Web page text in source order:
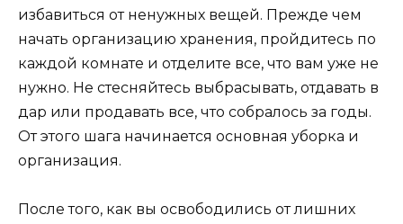
избавиться от ненужных вещей. Прежде чем
начать организацию хранения, пройдитесь по
каждой комнате и отделите все, что вам уже не
нужно. Не стесняйтесь выбрасывать, отдавать в
дар или продавать все, что собралось за годы.
От этого шага начинается основная уборка и
организация.
После того, как вы освободились от лишних